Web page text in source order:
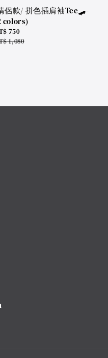
侶款/ 拼色插肩袖Tee🛹-
colors)
750
1,080